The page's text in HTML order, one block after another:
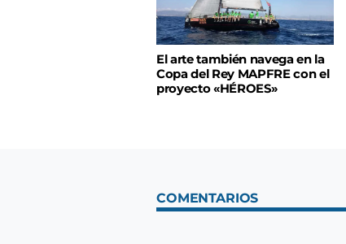
El arte también navega en la
Copa del Rey MAPFRE con el
proyecto «HÉROES»
COMENTARIOS